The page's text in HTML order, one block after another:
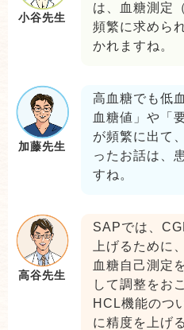
小谷先生
は、血糖測定
頻繁に求めら
かれますね。
加藤先生
高血糖でも低
血糖値」や「
が頻繁に出て
ったお話は、
すね。
高谷先生
SAPでは、
上げるために
血糖自己測定
して調整をお
HCL機能のつ
に精度を上げ